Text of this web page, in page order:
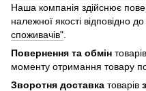
Наша компанія здійснює
належної якості відповідно до
споживачів"
Повернення та обмін
моменту отримання товару
Зворотня доставка товарів